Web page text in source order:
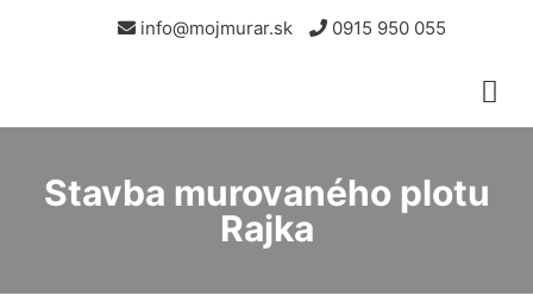
info@mojmurar.sk 0915 950 055
Stavba murovaného plotu
Rajka